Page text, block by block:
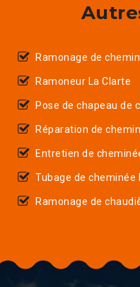
Ramonage de
Ramoneur La Clarte
Pose de chapeau de
Réparation de
Entretien de
Tubage de cheminée
Ramonage de